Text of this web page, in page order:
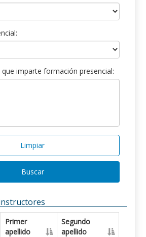
que imparte formación presencial:
Limpiar
Buscar
Primer
apellido
Segundo
apellido